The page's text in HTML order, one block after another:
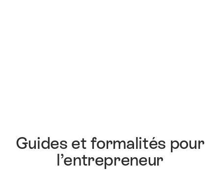
Guides et formalités pour
l’entrepreneur